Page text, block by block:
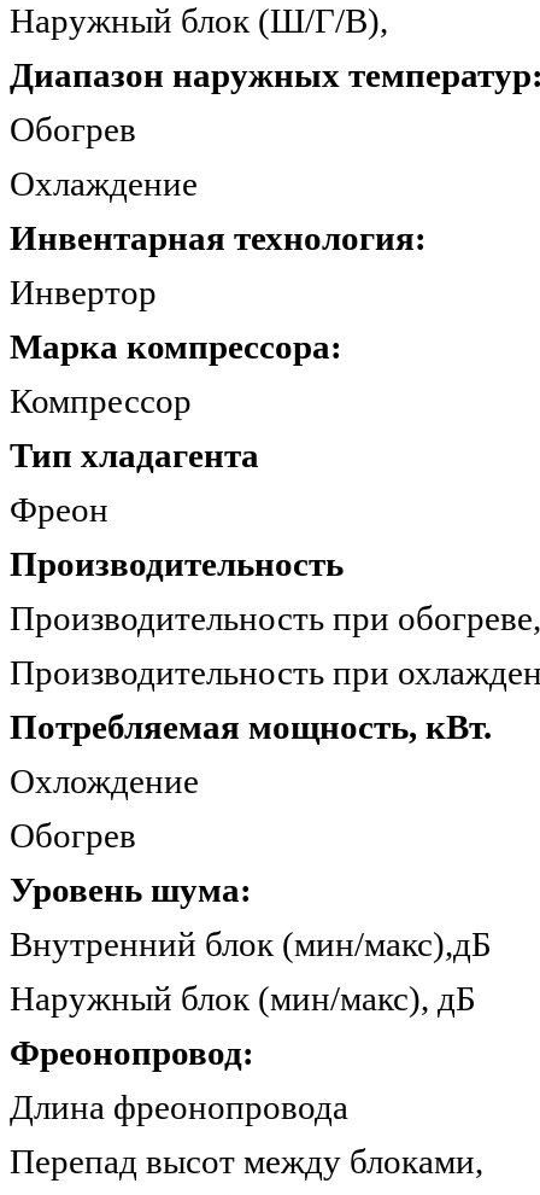
Наружный блок (Ш/Г/
Диапазон наружных
Обогрев -
Охлаждение
Инвентарная технология:
Марка компрессора:
Тип хладагента
Фреон
Производительность
Производительность при
Производительность при
Потребляемая мощность, кВт.
Обогрев
Уровень шума:
Внутренний блок (мин/
Наружный блок (мин/
Фреонопровод:
Длина
Перепад высот между